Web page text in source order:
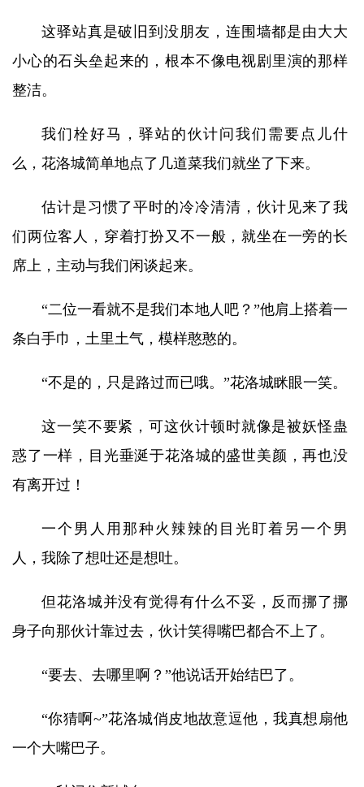
这驿站真是破旧到没朋友，连围墙都是由大大
小心的石头垒起来的，根本不像电视剧里演的那样
整洁。
我们栓好马，驿站的伙计问我们需要点儿什
么，花洛城简单地点了几道菜我们就坐了下来。
估计是习惯了平时的冷冷清清，伙计见来了我
们两位客人，穿着打扮又不一般，就坐在一旁的长
席上，主动与我们闲谈起来。
“二位一看就不是我们本地人吧？”他肩上搭着一
条白手巾，土里土气，模样憨憨的。
“不是的，只是路过而已哦。”花洛城眯眼一笑。
这一笑不要紧，可这伙计顿时就像是被妖怪蛊
惑了一样，目光垂涎于花洛城的盛世美颜，再也没
有离开过！
一个男人用那种火辣辣的目光盯着另一个男
人，我除了想吐还是想吐。
但花洛城并没有觉得有什么不妥，反而挪了挪
身子向那伙计靠过去，伙计笑得嘴巴都合不上了。
“要去、去哪里啊？”他说话开始结巴了。
“你猜啊~”花洛城俏皮地故意逗他，我真想扇他
一个大嘴巴子。